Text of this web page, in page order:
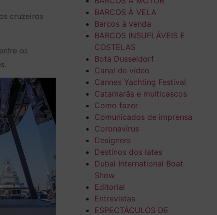
cruzeiros
os
BARCOS À VELA
Barcos à venda
BARCOS INSUFLÁVEIS E
COSTELAS
Bota Dusseldorf
Canal de vídeo
Cannes Yachting Festival
Catamarãs e multicascos
Como fazer
Comunicados de imprensa
Coronavírus
Designers
Destinos dos iates
Dubai International Boat
Show
Editorial
Entrevistas
ESPECTÁCULOS DE